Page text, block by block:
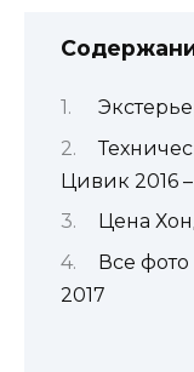
Цивик 2016 –
Цена
Все фото
2017